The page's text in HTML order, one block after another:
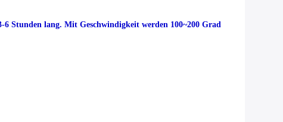
Stunden lang. Mit Geschwindigkeit werden 100~200 Grad